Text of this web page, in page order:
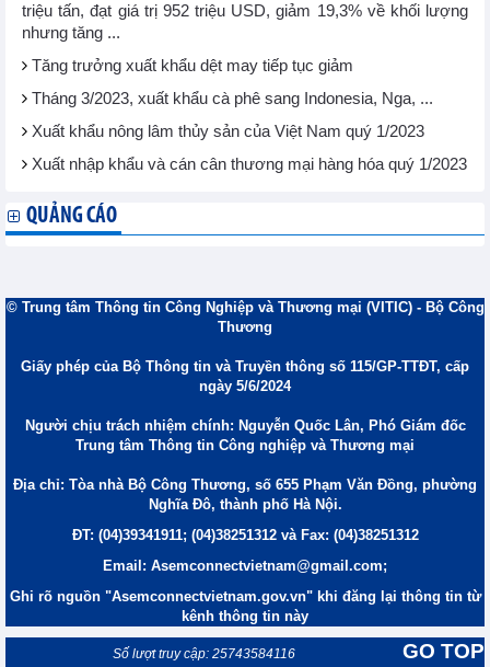
triệu tấn, đạt giá trị 952 triệu USD, giảm 19,3% về khối lượng
nhưng tăng ...
Tăng trưởng xuất khẩu dệt may tiếp tục giảm
Tháng 3/2023, xuất khẩu cà phê sang Indonesia, Nga, ...
Xuất khẩu nông lâm thủy sản của Việt Nam quý 1/2023
Xuất nhập khẩu và cán cân thương mại hàng hóa quý 1/2023
QUẢNG CÁO
© Trung tâm Thông tin Công Nghiệp và Thương mại (VITIC) - Bộ Công
Thương
Giấy phép của Bộ Thông tin và Truyền thông số 115/GP-TTĐT, cấp
ngày 5/6/2024
Người chịu trách nhiệm chính: Nguyễn Quốc Lân, Phó Giám đốc
Trung tâm Thông tin Công nghiệp và Thương mại
Địa chỉ: Tòa nhà Bộ Công Thương, số 655 Phạm Văn Đồng, phường
Nghĩa Đô, thành phố Hà Nội.
ĐT: (04)39341911; (04)38251312 và Fax: (04)38251312
Email: Asemconnectvietnam@gmail.com;
Ghi rõ nguồn "Asemconnectvietnam.gov.vn" khi đăng lại thông tin từ
kênh thông tin này
GO TOP
Số lượt truy cập: 25743584116